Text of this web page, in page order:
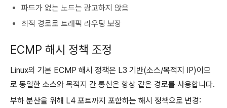
파드가 없는 노드는 광고하지 않음
최적 경로로 트래픽 라우팅 보장
ECMP 해시 정책 조정
Linux의 기본 ECMP 해시 정책은 L3 기반(소스/목적지 IP)이므
로 동일한 소스와 목적지 간 통신은 항상 같은 경로를 사용합니다.
부하 분산을 위해 L4 포트까지 포함하는 해시 정책으로 변경: